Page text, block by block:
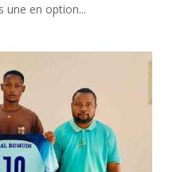
une en option...